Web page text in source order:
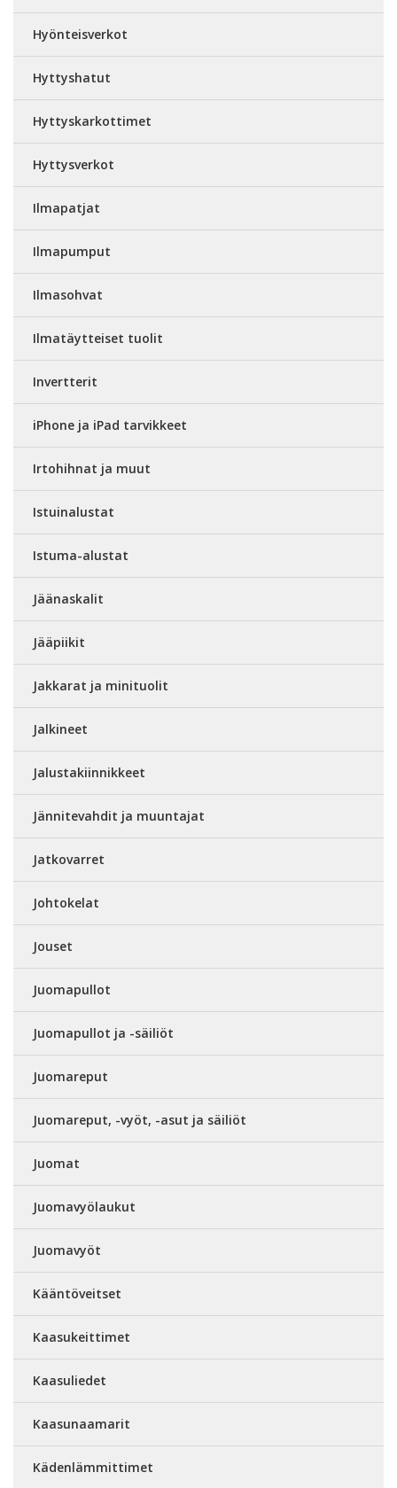
Hyönteisverkot
Hyttyshatut
Hyttyskarkottimet
Hyttysverkot
Ilmapatjat
Ilmapumput
Ilmasohvat
Ilmatäytteiset tuolit
Invertterit
iPhone ja iPad tarvikkeet
Irtohihnat ja muut
Istuinalustat
Istuma-alustat
Jäänaskalit
Jääpiikit
Jakkarat ja minituolit
Jalkineet
Jalustakiinnikkeet
Jännitevahdit ja muuntajat
Jatkovarret
Johtokelat
Jouset
Juomapullot
Juomapullot ja -säiliöt
Juomareput
Juomareput, -vyöt, -asut ja säiliöt
Juomat
Juomavyölaukut
Juomavyöt
Kääntöveitset
Kaasukeittimet
Kaasuliedet
Kaasunaamarit
Kädenlämmittimet